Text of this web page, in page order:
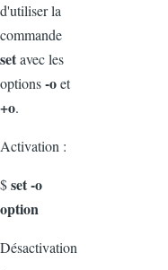
d'utiliser la
commande
setavec les
options-oet
+o.
Activation :
$set -o
option
Désactivation